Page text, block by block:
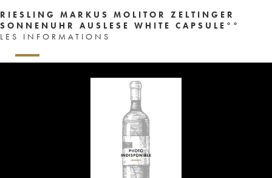
RIESLING MARKUS MOLITOR ZELTINGER
SONNENUHR AUSLESE WHITE CAPSULE°°
LES INFORMATIONS